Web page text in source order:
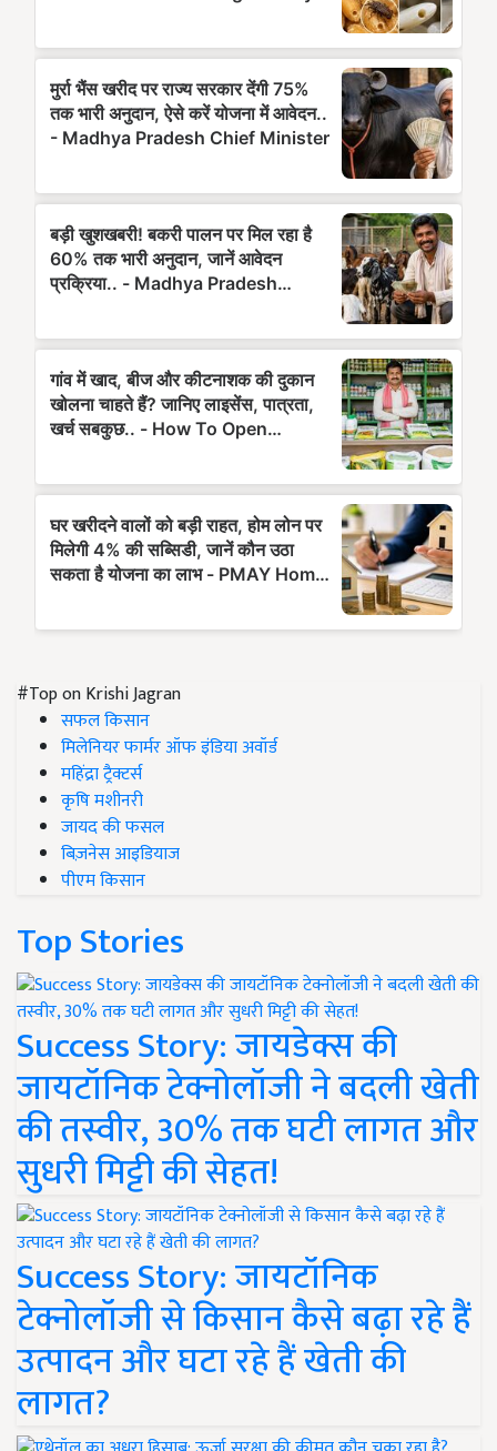
#Top on Krishi Jagran
सफल किसान
मिलेनियर फार्मर ऑफ इंडिया अवॉर्ड
महिंद्रा ट्रैक्टर्स
कृषि मशीनरी
जायद की फसल
बिज़नेस आइडियाज
पीएम किसान
Top Stories
Success Story: जायडेक्स की
जायटॉनिक टेक्नोलॉजी ने बदली खेती
की तस्वीर, 30% तक घटी लागत और
सुधरी मिट्टी की सेहत!
Success Story: जायटॉनिक
टेक्नोलॉजी से किसान कैसे बढ़ा रहे हैं
उत्पादन और घटा रहे हैं खेती की
लागत?